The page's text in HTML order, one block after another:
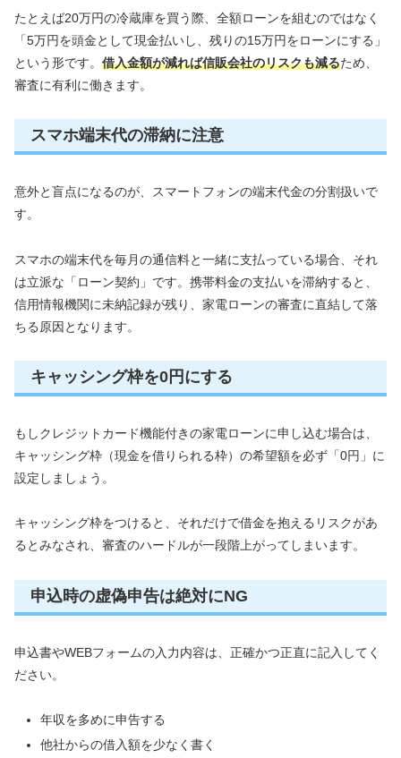
たとえば20万円の冷蔵庫を買う際、全額ローンを組むのではなく
「5万円を頭金として現金払いし、残りの15万円をローンにする」
という形です。 借入金額が減れば信販会社のリスクも減るため、
審査に有利に働きます。
スマホ端末代の滞納に注意
意外と盲点になるのが、スマートフォンの端末代金の分割扱いで
す。
スマホの端末代を毎月の通信料と一緒に支払っている場合、それ
は立派な「ローン契約」です。携帯料金の支払いを滞納すると、
信用情報機関に未納記録が残り、家電ローンの審査に直結して落
ちる原因となります。
キャッシング枠を0円にする
もしクレジットカード機能付きの家電ローンに申し込む場合は、
キャッシング枠（現金を借りられる枠）の希望額を必ず「0円」に
設定しましょう。
キャッシング枠をつけると、それだけで借金を抱えるリスクがあ
るとみなされ、審査のハードルが一段階上がってしまいます。
申込時の虚偽申告は絶対にNG
申込書やWEBフォームの入力内容は、正確かつ正直に記入してく
ださい。
年収を多めに申告する
他社からの借入額を少なく書く